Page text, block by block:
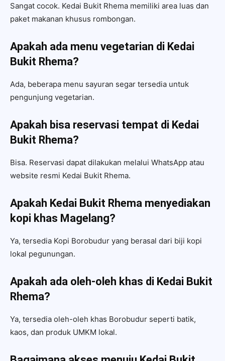
Sangat cocok. Kedai Bukit Rhema memiliki area luas dan
paket makanan khusus rombongan.
Apakah ada menu vegetarian di Kedai
Bukit Rhema?
Ada, beberapa menu sayuran segar tersedia untuk
pengunjung vegetarian.
Apakah bisa reservasi tempat di Kedai
Bukit Rhema?
Bisa. Reservasi dapat dilakukan melalui WhatsApp atau
website resmi Kedai Bukit Rhema.
Apakah Kedai Bukit Rhema menyediakan
kopi khas Magelang?
Ya, tersedia Kopi Borobudur yang berasal dari biji kopi
lokal pegunungan.
Apakah ada oleh-oleh khas di Kedai Bukit
Rhema?
Ya, tersedia oleh-oleh khas Borobudur seperti batik,
kaos, dan produk UMKM lokal.